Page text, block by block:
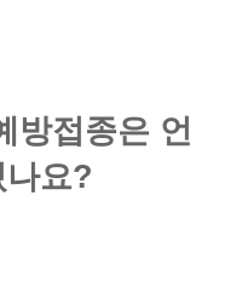
방접종은 언
요?